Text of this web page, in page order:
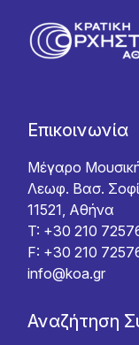
Επικοινωνία
Μέγαρο
Λεωφ. Βασ.
11521, Αθήνα
T: +30 210
F: +30 210
info@koa.gr
Αναζήτηση